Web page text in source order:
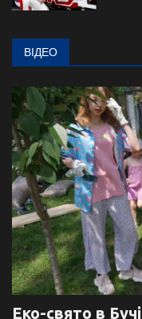
ВІДЕО
Еко-свято в